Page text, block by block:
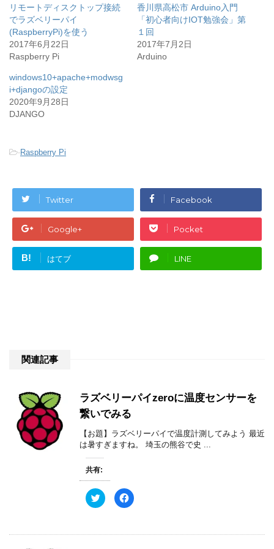
r
で
共
有
(
新
し
い
ィ
ン
ド
ウ
で
開
き
る
に
は
ク
リ
ッ
く
だ
さ
い
(
ン
ド
す
リモートディスクトップ接続
でラズベリーパイ
(RaspberryPi)を使う
2017年6月22日
Raspberry Pi
香川県高松市 Arduino入門
「初心者向けIOT勉強会」第
１回
2017年7月2日
Arduino
windows10+apache+modwsg
i+djangoの設定
2020年9月28日
DJANGO
-Raspberry Pi
Twitter Facebook
Google+ Pocket
B! はてブ LINE
関連記事
ラズベリーパイzeroに温度センサーを
繋いでみる
【お題】ラズベリーパイで温度計測してみよう 最近
は暑すぎますね。 埼玉の熊谷で史 ...
共有:
ク
リ
て
F
a
o